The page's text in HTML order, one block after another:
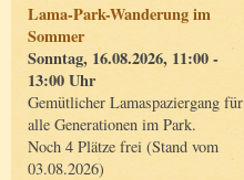
Lama-Park-Wanderung im
Sommer
Sonntag, 16.08.2026, 11:00 -
13:00 Uhr
Gemütlicher Lamaspaziergang für
alle Generationen im Park.
Noch 4 Plätze frei (Stand vom
03.08.2026)